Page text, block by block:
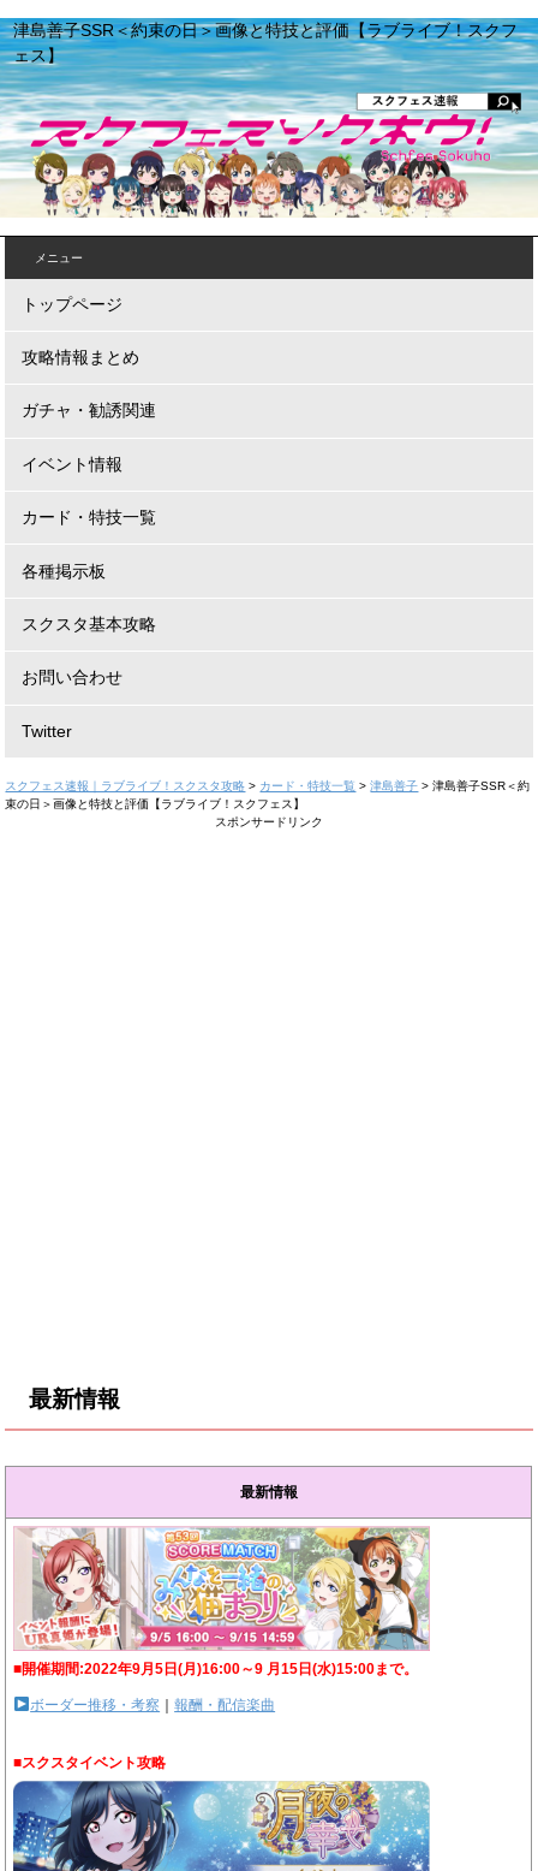
津島善子SSR＜約束の日＞画像と特技と評価【ラブライブ！スクフ
ェス】
メニュー
トップページ
攻略情報まとめ
ガチャ・勧誘関連
イベント情報
カード・特技一覧
各種掲示板
スクスタ基本攻略
お問い合わせ
Twitter
スクフェス速報｜ラブライブ！スクスタ攻略 > カード・特技一覧 >津島善子 >津島善子SSR＜約
束の日＞画像と特技と評価【ラブライブ！スクフェス】
スポンサードリンク
最新情報
最新情報
■開催期間:2022年9月5日(月)16:00～9 月15日(水)15:00まで。
ボーダー推移・考察 ｜報酬・配信楽曲
■スクスタイベント攻略